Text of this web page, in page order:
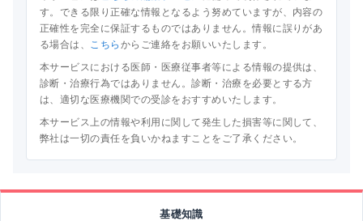
す。できる限り正確な情報となるよう努めていますが、内容の
正確性を完全に保証するものではありません。情報に誤りがあ
る場合は、 こちら からご連絡をお願いいたします。
本サービスにおける医師・医療従事者等による情報の提供は、
診断・治療行為ではありません。診断・治療を必要とする方
は、適切な医療機関での受診をおすすめいたします。
本サービス上の情報や利用に関して発生した損害等に関して、
弊社は一切の責任を負いかねますことをご了承ください。
基礎知識